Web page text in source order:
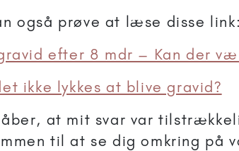
også prøve at læse disse link:
efter 8 mdr – Kan der
ikke lykkes at blive gravid?
at mit svar var
til at se dig omkring på